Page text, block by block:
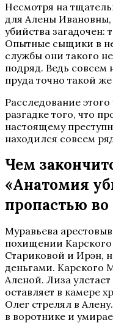
Несмотря на
для Алены
убийства загадочен:
Опытные сыщики в
службы они такого
подряд. Ведь
пруда точно такой
Расследование
разгадке того, что
настоящему
находился совсем
Чем
«Анатомия
пропастью
Муравьева
похищении
Стариковой и Ирэн,
деньгами. Карского
Аленой. Лиза
оставляет в камере
Олег стрелял в
в воротнике и